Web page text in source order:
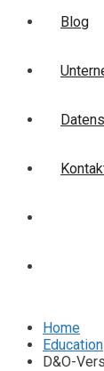
Blog
Home
Education
D&O-